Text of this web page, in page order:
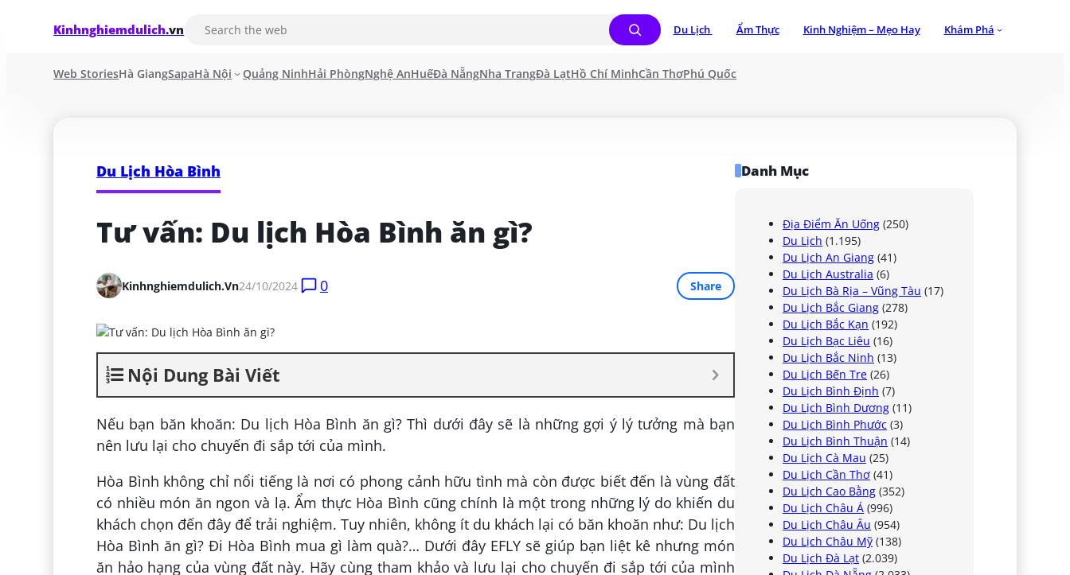
Kinhnghiemdulich.vn Du Lịch Ẩm Thực Kinh Nghiệm – Mẹo Hay Khám Phá
Web StoriesHà GiangSapaHà Nội Quảng NinhHải PhòngNghệ AnHuếĐà NẵngNha TrangĐà LạtHồ Chí MinhCần ThơPhú Quốc
Du Lịch Hòa Bình
Tư vấn: Du lịch Hòa Bình ăn gì?
Kinhnghiemdulich.vn24/10/2024 0 Share
Nội Dung Bài Viết
Nếu bạn băn khoăn: Du lịch Hòa Bình ăn gì? Thì dưới đây sẽ là những gợi ý lý tưởng mà bạn
nên lưu lại cho chuyến đi sắp tới của mình.
Hòa Bình không chỉ nổi tiếng là nơi có phong cảnh hữu tình mà còn được biết đến là vùng đất
có nhiều món ăn ngon và lạ. Ẩm thực Hòa Bình cũng chính là một trong những lý do khiến du
khách chọn đến đây để trải nghiệm. Tuy nhiên, không ít du khách lại có băn khoăn như: Du lịch
Hòa Bình ăn gì? Đi Hòa Bình mua gì làm quà?… Dưới đây EFLY sẽ giúp bạn liệt kê nhưng món
ăn hảo hạng của vùng đất này. Hãy cùng tham khảo và lưu lại cho chuyến đi sắp tới của mình
Danh Mục
Địa Điểm Ăn Uống (250)
Du Lịch (1.195)
Du Lịch An Giang (41)
Du Lịch Australia (6)
Du Lịch Bà Rịa – Vũng Tàu (17)
Du Lịch Bắc Giang (278)
Du Lịch Bắc Kạn (192)
Du Lịch Bạc Liêu (16)
Du Lịch Bắc Ninh (13)
Du Lịch Bến Tre (26)
Du Lịch Bình Định (7)
Du Lịch Bình Dương (11)
Du Lịch Bình Phước (3)
Du Lịch Bình Thuận (14)
Du Lịch Cà Mau (25)
Du Lịch Cần Thơ (41)
Du Lịch Cao Bằng (352)
Du Lịch Châu Á (996)
Du Lịch Châu Âu (954)
Du Lịch Châu Mỹ (138)
Du Lịch Đà Lạt (2.039)